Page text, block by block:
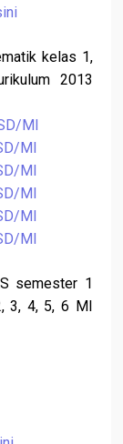
kelas 1,
2013
MI
MI
MI
MI
MI
MI
semester 1
3, 4, 5, 6 MI